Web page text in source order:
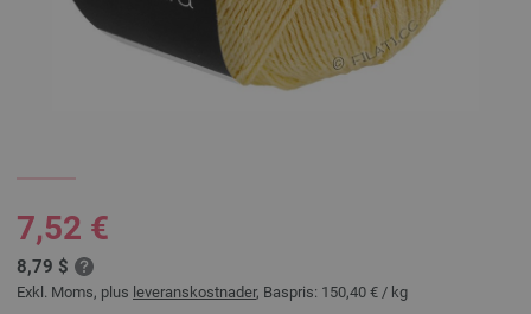
7,52 €
8,79 $
Exkl. Moms, plus leveranskostnader, Baspris: 150,40 € / kg